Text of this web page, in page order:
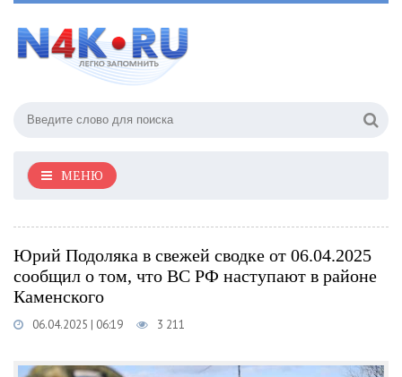
МЕНЮ
Юрий Подоляка в свежей сводке от 06.04.2025
сообщил о том, что ВС РФ наступают в районе
Каменского
06.04.2025 | 06:19 3 211